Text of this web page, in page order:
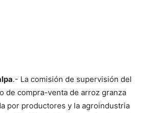
.- La comisión de supervisión del
de compra-venta de arroz granza
por productores y la agroindustria